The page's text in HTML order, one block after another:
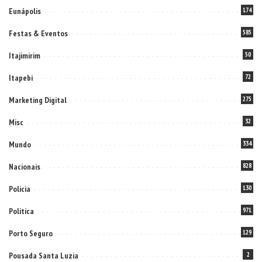
Eunápolis 174
Festas & Eventos 585
Itajimirim 50
Itapebi 72
Marketing Digital 275
Misc 32
Mundo 334
Nacionais 828
Policia 130
Politica 971
Porto Seguro 129
Pousada Santa Luzia 2